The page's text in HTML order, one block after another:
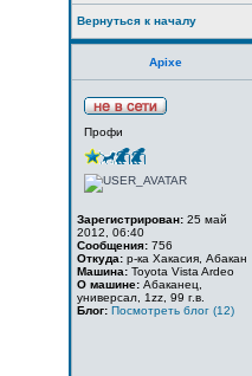
Вернуться к началу
Apixe
Профи
Зарегистрирован: 25 май
2012, 06:40
Сообщения: 756
Откуда: р-ка Хакасия, Абакан
Машина: Toyota Vista Ardeo
О машине: Абаканец,
универсал, 1zz, 99 г.в.
Блог: Посмотреть блог (12)